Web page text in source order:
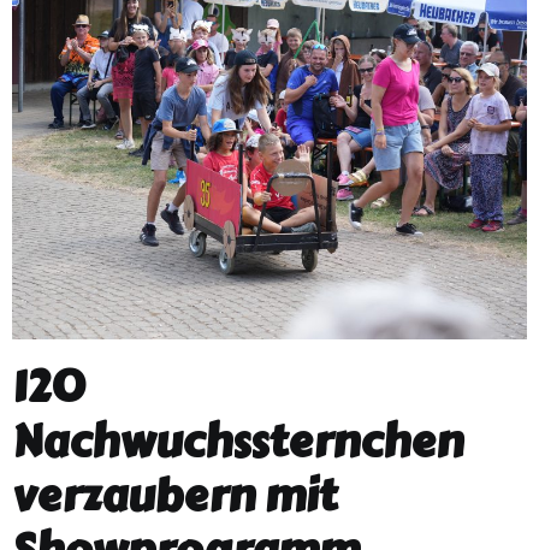
120
Nachwuchssternchen
verzaubern mit